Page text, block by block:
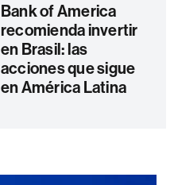
Bank of America
recomienda invertir
en Brasil: las
acciones que sigue
en América Latina